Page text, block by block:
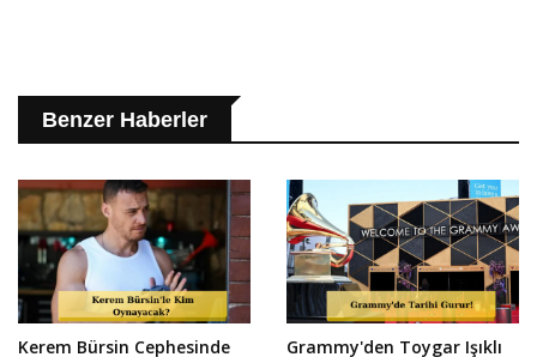
Benzer Haberler
Kerem Bürsin Cephesinde
Grammy'den Toygar Işıklı